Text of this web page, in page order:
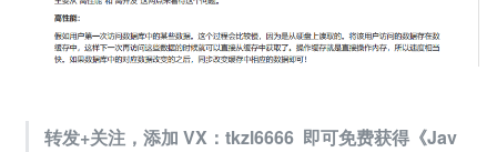
转发+关注，添加 VX：tkzl6666  即可免费获得《Jav